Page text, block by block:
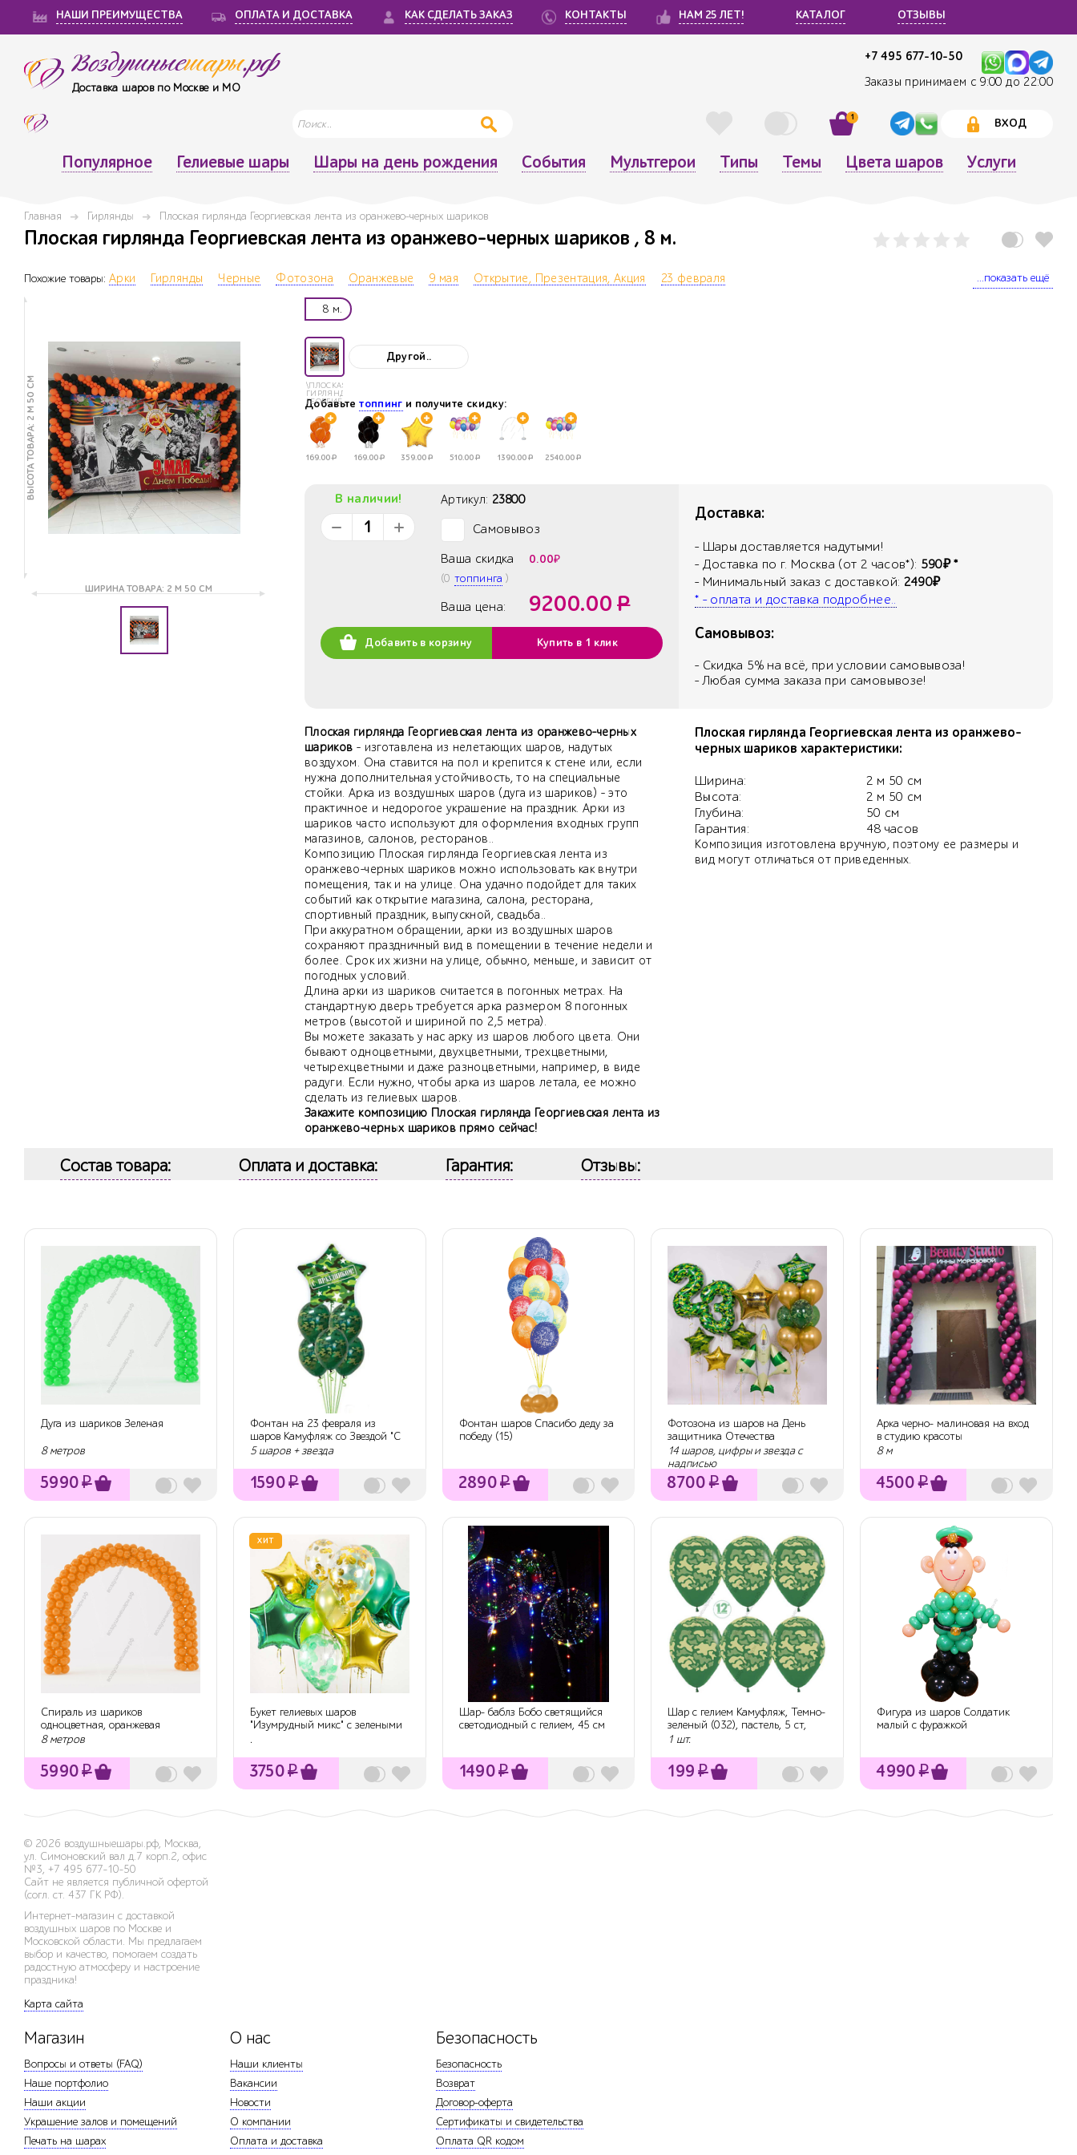
НАШИ ПРЕИМУЩЕСТВА ОПЛАТА И ДОСТАВКА КАК СДЕЛАТЬ ЗАКАЗ КОНТАКТЫ НАМ 25 ЛЕТ! КАТАЛОГ ОТЗЫВЫ
Воздушныешары.рф
Доставка шаров по Москве и МО
+7 495 677-10-50
Заказы принимаем с 9:00 до 22:00
1
ВХОД
Популярное Гелиевые шары Шары на день рождения События Мультгерои Типы Темы Цвета шаров Услуги
Главная Гирлянды Плоская гирлянда Георгиевская лента из оранжево-черных шариков
Плоская гирлянда Георгиевская лента из оранжево-черных шариков , 8 м.
...показать ещё
Похожие товары: Арки Гирлянды Черные Фотозона Оранжевые 9 мая Открытие, Презентация, Акция 23 февраля
ВЫСОТА ТОВАРА: 2 М 50 СМ
ШИРИНА ТОВАРА: 2 М 50 СМ
8 м.
\ПЛОСКАЯ
ГИРЛЯНДА
ГЕОРГИЕВСКАЯ
ЛЕНТА
ИЗ
ШАРИКОВ
Другой..
Добавьтетоппинг и получите скидку:
169.00Р 169.00Р 359.00Р 510.00Р 1390.00Р 2540.00Р
В наличии! Артикул: 23800
Самовывоз
Ваша скидка 0.00₽
(0 топпинга )
Ваша цена: 9200.00 Р
Добавить в корзину Купить в 1 клик
Доставка:
- Шары доставляется надутыми!
- Доставка по г. Москва (от 2 часов*): 590₽ *
- Минимальный заказ с доставкой: 2490₽
* - оплата и доставка подробнее..
Самовывоз:
- Скидка 5% на всё, при условии самовывоза!
- Любая сумма заказа при самовывозе!
Плоская гирлянда Георгиевская лента из оранжево-черных
шариков - изготавлена из нелетающих шаров, надутых
воздухом. Она ставится на пол и крепится к стене или, если
нужна дополнительная устойчивость, то на специальные
стойки. Арка из воздушных шаров (дуга из шариков) - это
практичное и недорогое украшение на праздник. Арки из
шариков часто используют для оформления входных групп
магазинов, салонов, ресторанов..
Композицию Плоская гирлянда Георгиевская лента из
оранжево-черных шариков можно использовать как внутри
помещения, так и на улице. Она удачно подойдет для таких
событий как открытие магазина, салона, ресторана,
спортивный праздник, выпускной, свадьба..
При аккуратном обращении, арки из воздушных шаров
сохраняют праздничный вид в помещении в течение недели и
более. Срок их жизни на улице, обычно, меньше, и зависит от
погодных условий.
Длина арки из шариков считается в погонных метрах. На
стандартную дверь требуется арка размером 8 погонных
метров (высотой и шириной по 2,5 метра).
Вы можете заказать у нас арку из шаров любого цвета. Они
бывают одноцветными, двухцветными, трехцветными,
четырехцветными и даже разноцветными, например, в виде
радуги. Если нужно, чтобы арка из шаров летала, ее можно
сделать из гелиевых шаров.
Закажите композицию Плоская гирлянда Георгиевская лента из
оранжево-черных шариков прямо сейчас!
Плоская гирлянда Георгиевская лента из оранжево-
черных шариков характеристики:
Ширина:
Высота:
Глубина:
Гарантия:
2 м 50 см
2 м 50 см
50 см
48 часов
Композиция изготовлена вручную, поэтому ее размеры и
вид могут отличаться от приведенных.
Состав товара: Оплата и доставка: Гарантия: Отзывы:
Дуга из шариков Зеленая
8 метров
5990₽
Фонтан на 23 февраля из
шаров Камуфляж со Звездой "С
праздником!"
5 шаров + звезда
1590₽
Фонтан шаров Спасибо деду за
победу (15)
2890₽
Фотозона из шаров на День
защитника Отечества
"Милитари"
14 шаров, цифры и звезда с
надписью
8700₽
Арка черно- малиновая на вход
в студию красоты
8 м
4500₽
Спираль из шариков
одноцветная, оранжевая
8 метров
5990₽
ХИТ
Букет гелиевых шаров
"Изумрудный микс" с зелеными
.
3750₽
Шар- баблз Бобо светящийся
светодиодный с гелием, 45 см
1490₽
Шар с гелием Камуфляж, Темно-
зеленый (032), пастель, 5 ст,
30...
1 шт.
199 ₽
Фигура из шаров Солдатик
малый с фуражкой
4990₽
© 2026 воздушныешары.рф, Москва,
ул. Симоновский вал д.7 корп.2, офис
№3, +7 495 677-10-50
Сайт не является публичной офертой
(согл. ст. 437 ГК РФ).
Интернет-магазин с доставкой
воздушных шаров по Москве и
Московской области. Мы предлагаем
выбор и качество, помогаем создать
радостную атмосферу и настроение
праздника!
Карта сайта
Магазин
Вопросы и ответы (FAQ)
Наше портфолио
Наши акции
Украшение залов и помещений
Печать на шарах
О нас
Наши клиенты
Вакансии
Новости
О компании
Оплата и доставка
Безопасность
Безопасность
Возврат
Договор-оферта
Сертификаты и свидетельства
Оплата QR кодом